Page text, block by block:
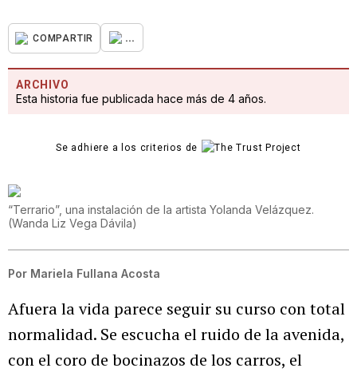
COMPARTIR ...
ARCHIVO
Esta historia fue publicada hace más de 4 años.
Se adhiere a los criterios de
“Terrario”, una instalación de la artista Yolanda Velázquez.
(Wanda Liz Vega Dávila)
Por Mariela Fullana Acosta
Afuera la vida parece seguir su curso con total
normalidad. Se escucha el ruido de la avenida,
con el coro de bocinazos de los carros, el